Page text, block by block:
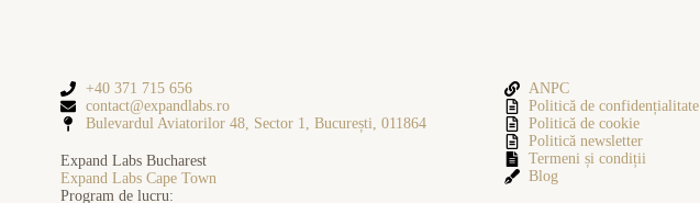
+40 371 715 656
contact@expandlabs.ro
Bulevardul Aviatorilor 48, Sector 1, București, 011864
Expand Labs Bucharest
Expand Labs Cape Town
Program de lucru:
ANPC
Politică de confidențialitate
Politică de cookie
Politică newsletter
Termeni și condiții
Blog